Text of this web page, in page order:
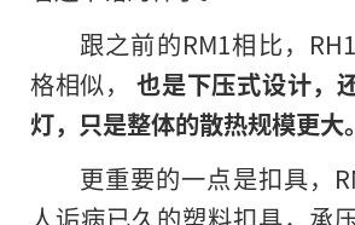
跟之前的RM1相比，
格相似，也是下压式设计，
灯，只是整体的散热规模更大。
更重要的一点是扣具，
人诟病已久的塑料扣具，承